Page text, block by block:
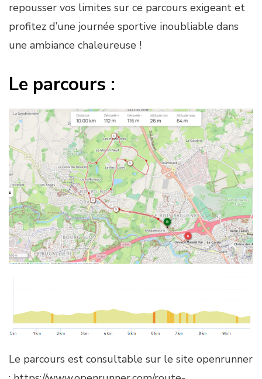
repousser vos limites sur ce parcours exigeant et
profitez d’une journée sportive inoubliable dans
une ambiance chaleureuse !
Le parcours :
Le parcours est consultable sur le site openrunner